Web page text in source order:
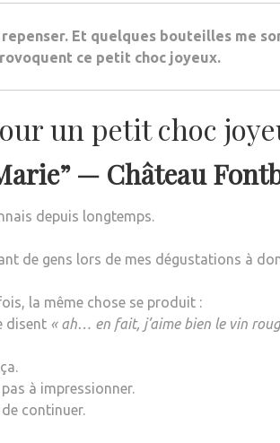
repenser. Et quelques bouteilles me
ce petit choc joyeux.
un petit choc
— Château
depuis longtemps.
de gens lors de mes dégustations à
la même chose se produit :
disent « ah… en fait, j’aime bien le vin
à impressionner.
continuer.